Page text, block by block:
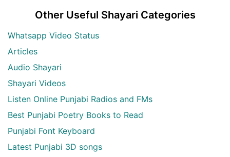
Other Useful Shayari Categories
Whatsapp Video Status
Articles
Audio Shayari
Shayari Videos
Listen Online Punjabi Radios and FMs
Best Punjabi Poetry Books to Read
Punjabi Font Keyboard
Latest Punjabi 3D songs